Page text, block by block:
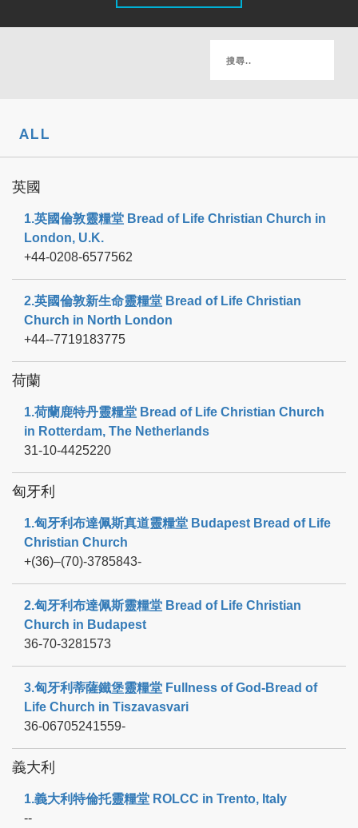
ALL
英國
1.英國倫敦靈糧堂 Bread of Life Christian Church in
London, U.K.
+44-0208-6577562
2.英國倫敦新生命靈糧堂 Bread of Life Christian
Church in North London
+44--7719183775
荷蘭
1.荷蘭鹿特丹靈糧堂 Bread of Life Christian Church
in Rotterdam, The Netherlands
31-10-4425220
匈牙利
1.匈牙利布達佩斯真道靈糧堂 Budapest Bread of Life
Christian Church
+(36)–(70)-3785843-
2.匈牙利布達佩斯靈糧堂 Bread of Life Christian
Church in Budapest
36-70-3281573
3.匈牙利蒂薩鐵堡靈糧堂 Fullness of God-Bread of
Life Church in Tiszavasvari
36-06705241559-
義大利
1.義大利特倫托靈糧堂 ROLCC in Trento, Italy
--